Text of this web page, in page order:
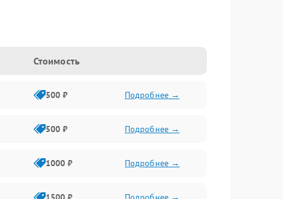
Стоимость
500 ₽ Подробнее →
500 ₽ Подробнее →
1000 ₽ Подробнее →